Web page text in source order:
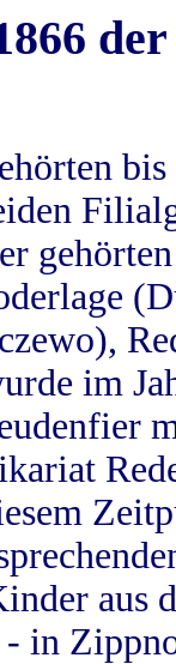
im
aus
in